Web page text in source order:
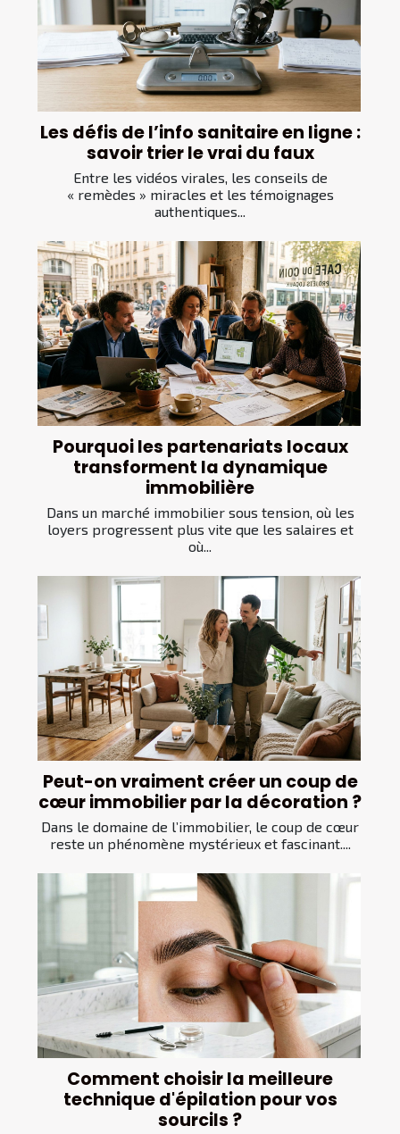
Les défis de l’info sanitaire en ligne :
savoir trier le vrai du faux
Entre les vidéos virales, les conseils de
« remèdes » miracles et les témoignages
authentiques...
Pourquoi les partenariats locaux
transforment la dynamique
immobilière
Dans un marché immobilier sous tension, où les
loyers progressent plus vite que les salaires et
où...
Peut-on vraiment créer un coup de
cœur immobilier par la décoration ?
Dans le domaine de l’immobilier, le coup de cœur
reste un phénomène mystérieux et fascinant....
Comment choisir la meilleure
technique d'épilation pour vos
sourcils ?